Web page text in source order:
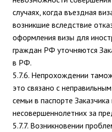
случаях, когда въездная
возникшие вследствие
оформления визы для
граждан РФ уточняются
в РФ.
5.7.6. Непрохождении
это связано с
семьи в паспорте
несовершеннолетних за
5.7.7. Возникновении